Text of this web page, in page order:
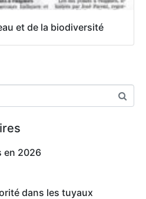
et de la biodiversité
en 2026
dans les tuyaux